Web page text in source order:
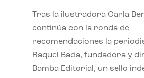
Tras la ilustradora Carla
continúa con la ronda de
recomendaciones la
Raquel Bada, fundadora y
Bamba Editorial, un sello